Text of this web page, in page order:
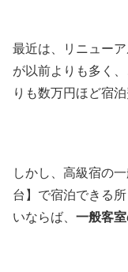
最近は、リニュー
が以前よりも多く
りも数万円ほど宿
しかし、高級宿の
台】で宿泊できる
いならば、 一般客